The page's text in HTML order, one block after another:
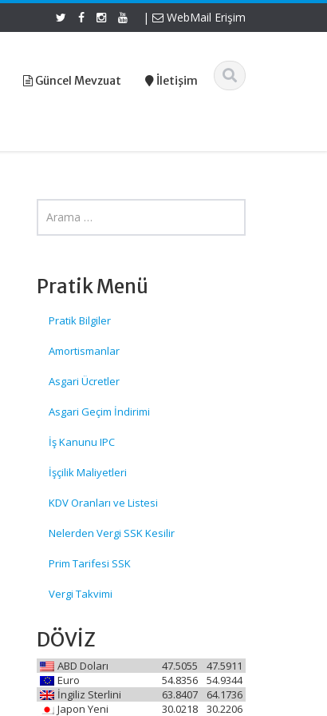
| WebMail Erişim
Güncel Mevzuat İletişim
Pratik Menü
Pratik Bilgiler
Amortismanlar
Asgari Ücretler
Asgari Geçim İndirimi
İş Kanunu IPC
İşçilik Maliyetleri
KDV Oranları ve Listesi
Nelerden Vergi SSK Kesilir
Prim Tarifesi SSK
Vergi Takvimi
DÖVİZ
ABD Doları 47.5911
47.5055
Euro
54.9344
54.8356
İngiliz Sterlini
64.1736
63.8407
Japon Yeni
30.2206
30.0218